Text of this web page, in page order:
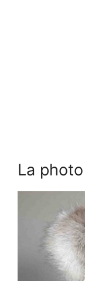
La photo